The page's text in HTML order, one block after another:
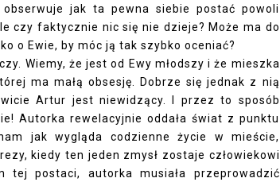
jak ta pewna siebie postać powoli
czy faktycznie nic się nie dzieje? Może ma do
o Ewie, by móc ją tak szybko oceniać?
Wiemy, że jest od Ewy młodszy i że mieszka
ma małą obsesję. Dobrze się jednak z nią
Artur jest niewidzący. I przez to sposób
Autorka rewelacyjnie oddała świat z punktu
jak wygląda codzienne życie w mieście,
kiedy ten jeden zmysł zostaje człowiekowi
tej postaci, autorka musiała przeprowadzić